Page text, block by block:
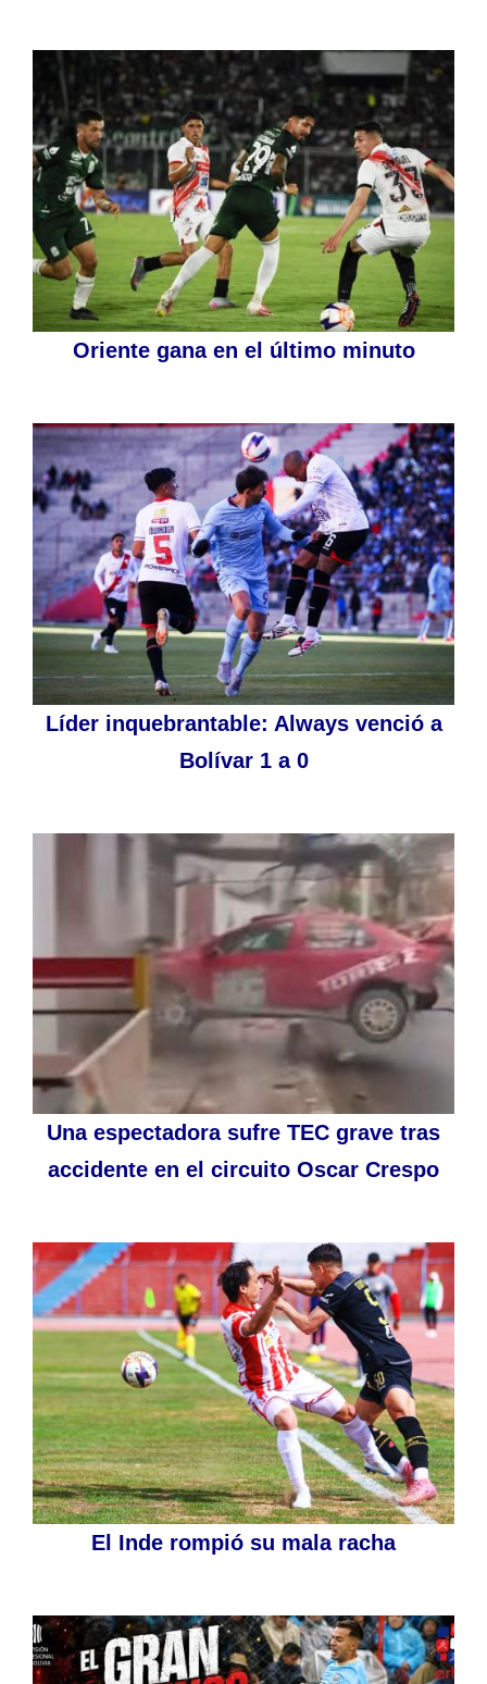
Oriente gana en el último minuto
Líder inquebrantable: Always venció a
Bolívar 1 a 0
Una espectadora sufre TEC grave tras
accidente en el circuito Oscar Crespo
El Inde rompió su mala racha